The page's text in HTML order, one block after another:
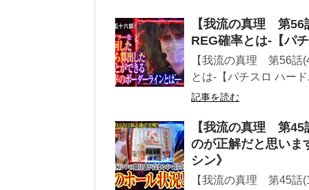
【我流の真理 第56
REG確率とは‐【パ
【我流の真理 第56話
とは‐【パチスロ ハー
記事を読む
【我流の真理 第45
のが正解だと思いま
シン》
【我流の真理 第45話